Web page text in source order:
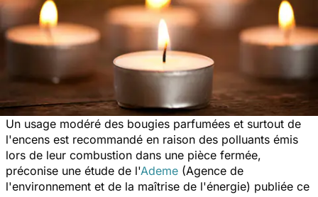
Un usage modéré des bougies parfumées et surtout de
l'encens est recommandé en raison des polluants émis
lors de leur combustion dans une pièce fermée,
préconise une étude de l'Ademe (Agence de
l'environnement et de la maîtrise de l'énergie) publiée ce